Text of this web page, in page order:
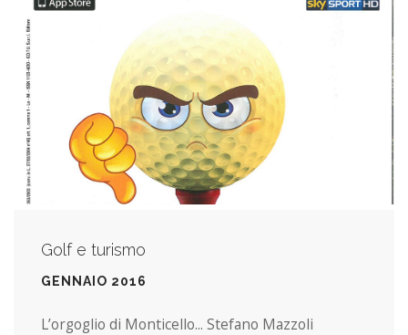
Golf e turismo
GENNAIO 2016
L’orgoglio di Monticello... Stefano Mazzoli